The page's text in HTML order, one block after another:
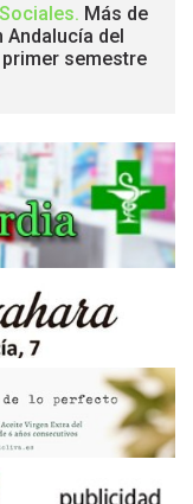
. Más de
del
semestre